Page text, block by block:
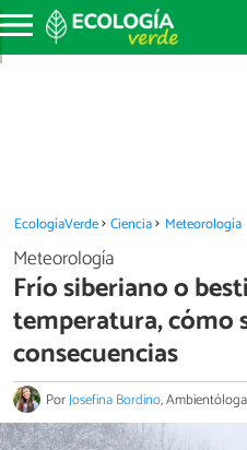
EcologíaVerde Ciencia Meteorología
Meteorología
Frío siberiano o
temperatura, cómo
consecuencias
PorJosefina Bordino,